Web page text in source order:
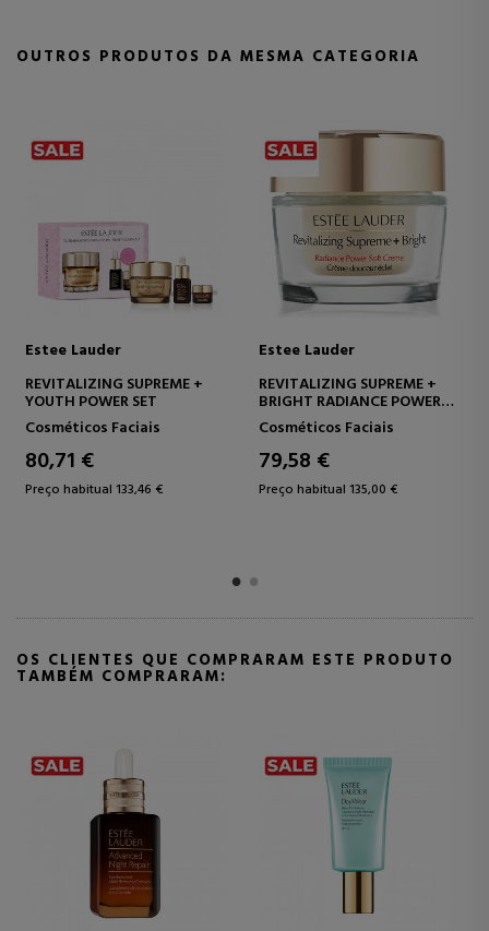
OUTROS PRODUTOS DA MESMA CATEGORIA
Estee Lauder
REVITALIZING SUPREME +
YOUTH POWER SET
Cosméticos Faciais
80,71 €
Preço habitual 133,46 €
Estee Lauder
REVITALIZING SUPREME +
BRIGHT RADIANCE POWER
SOFT CREME ULTRA SUAVE -
AÇÃO RÁPIDA.
Cosméticos Faciais
79,58 €
Preço habitual 135,00 €
OS CLIENTES QUE COMPRARAM ESTE PRODUTO
TAMBÉM COMPRARAM: